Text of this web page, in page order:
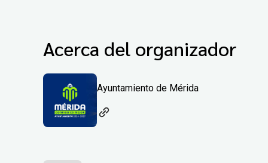
Acerca del organizador
Ayuntamiento de Mérida